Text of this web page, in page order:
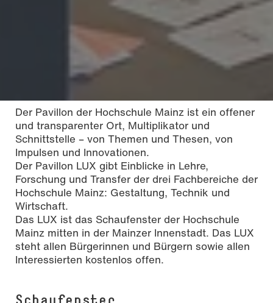
Der Pavillon der Hochschule Mainz ist ein offener
und transparenter Ort, Multiplikator und
Schnittstelle – von Themen und Thesen, von
Impulsen und Innovationen.
Der Pavillon LUX gibt Einblicke in Lehre,
Forschung und Transfer der drei Fachbereiche der
Hochschule Mainz: Gestaltung, Technik und
Wirtschaft.
Das LUX ist das Schaufenster der Hochschule
Mainz mitten in der Mainzer Innenstadt. Das LUX
steht allen Bürgerinnen und Bürgern sowie allen
Interessierten kostenlos offen.